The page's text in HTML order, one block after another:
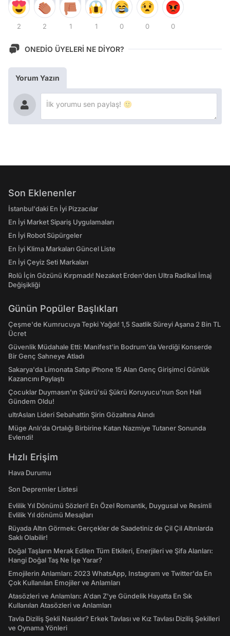
2 2 1 1 0 0 0
ONEDİO ÜYELERİ NE DİYOR?
Yorum Yazın
Son Eklenenler
İstanbul'daki En İyi Pizzacılar
En İyi Market Sipariş Uygulamaları
En İyi Robot Süpürgeler
En İyi Klima Markaları Güncel Liste
En İyi Çeyiz Seti Markaları
Rolü İçin Gözünü Kırpmadı! Nezaket Erden'den Ultra Radikal İmaj
Değişikliği
Günün Popüler Başlıkları
Çeşme'de Kumrucuya Tepki Yağdı! 1,5 Saatlik Süreyi Aşana 2 Bin TL
Ücret
Güvenlik Müdahale Etti: Manifest'in Bodrum'da Verdiği Konserde
Bir Genç Sahneye Atladı
Sakarya'da Limonata Satıp iPhone 15 Alan Genç Girişimci Günlük
Kazancını Paylaştı
Çocuklar Duymasın'ın Şükrü'sü Şükrü Koruyucu'nun Son Hali
Gündem Oldu!
ultrAslan Lideri Sebahattin Şirin Gözaltına Alındı
Müge Anlı'da Ortalığı Birbirine Katan Nazmiye Tutaner Sonunda
Evlendi!
Hızlı Erişim
Hava Durumu
Son Depremler Listesi
Evlilik Yıl Dönümü Sözleri! En Özel Romantik, Duygusal ve Resimli
Evlilik Yıl dönümü Mesajları
Rüyada Altın Görmek: Gerçekler de Saadetiniz de Çil Çil Altınlarda
Saklı Olabilir!
Doğal Taşların Merak Edilen Tüm Etkileri, Enerjileri ve Şifa Alanları:
Hangi Doğal Taş Ne İşe Yarar?
Emojilerin Anlamları: 2023 WhatsApp, Instagram ve Twitter'da En
Çok Kullanılan Emojiler ve Anlamları
Atasözleri ve Anlamları: A'dan Z'ye Gündelik Hayatta En Sık
Kullanılan Atasözleri ve Anlamları
Tavla Diziliş Şekli Nasıldır? Erkek Tavlası ve Kız Tavlası Diziliş Şekilleri
ve Oynama Yönleri